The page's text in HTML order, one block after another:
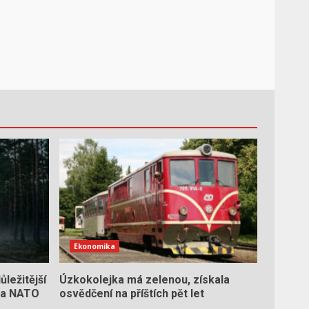
NATO
Ekonomika
Úzkokolejka má zelenou, získala
osvědčení na příštích pět let